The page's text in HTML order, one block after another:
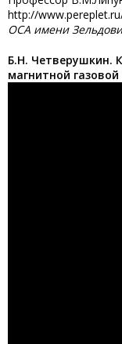
http://
ОСА имени
Б.Н. Четверушкин.
магнитной